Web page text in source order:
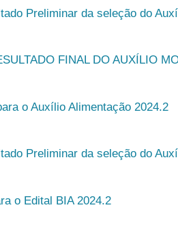
Preliminar da seleção do
FINAL DO AUXÍLIO
o Auxílio Alimentação 2024.2
Preliminar da seleção do
o Edital BIA 2024.2